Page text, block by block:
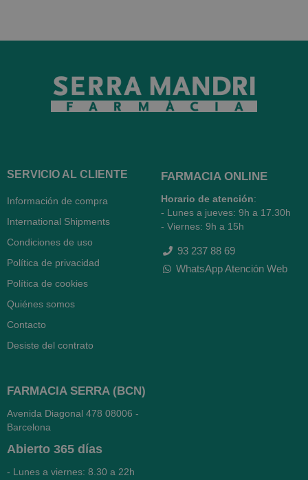
SERVICIO AL CLIENTE
Información de compra
International Shipments
Condiciones de uso
Política de privacidad
Política de cookies
Quiénes somos
Contacto
Desiste del contrato
FARMACIA ONLINE
Horario de atención:
- Lunes a jueves: 9h a 17.30h
- Viernes: 9h a 15h
93 237 88 69
WhatsApp Atención Web
FARMACIA SERRA (BCN)
Avenida Diagonal 478 08006 -
Barcelona
Abierto 365 días
- Lunes a viernes: 8.30 a 22h